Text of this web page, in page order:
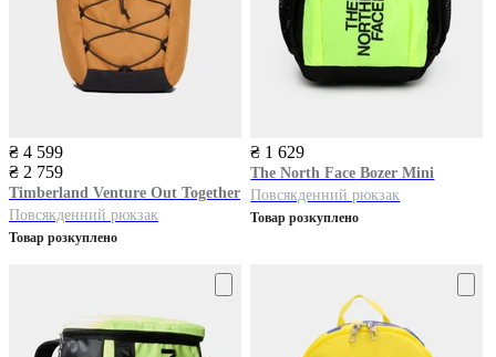
₴ 4 599
₴ 2 759
Timberland Venture Out Together
Повсякденний рюкзак
Товар розкуплено
₴ 1 629
The North Face Bozer Mini
Повсякденний рюкзак
Товар розкуплено